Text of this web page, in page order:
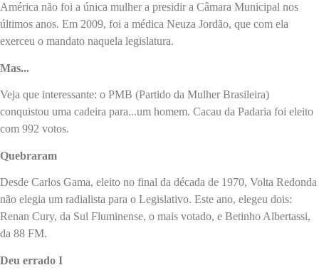
América não foi a única mulher a presidir a Câmara Municipal nos
últimos anos. Em 2009, foi a médica Neuza Jordão, que com ela
exerceu o mandato naquela legislatura.
Mas...
Veja que interessante: o PMB (Partido da Mulher Brasileira)
conquistou uma cadeira para...um homem. Cacau da Padaria foi eleito
com 992 votos.
Quebraram
Desde Carlos Gama, eleito no final da década de 1970, Volta Redonda
não elegia um radialista para o Legislativo. Este ano, elegeu dois:
Renan Cury, da Sul Fluminense, o mais votado, e Betinho Albertassi,
da 88 FM.
Deu errado I